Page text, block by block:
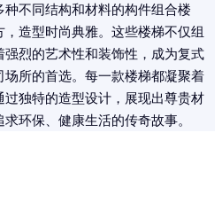
不同结构和材料的构件组合楼
造型时尚典雅。这些楼梯不仅组
烈的艺术性和装饰性，成为复式
所的首选。每一款楼梯都凝聚着
独特的造型设计，展现出尊贵材
环保、健康生活的传奇故事。